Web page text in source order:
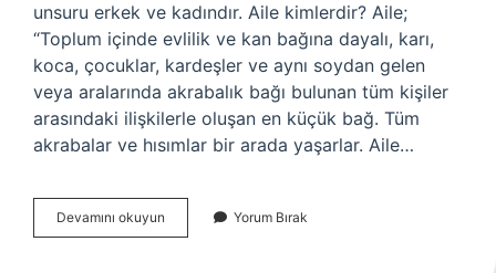
unsuru erkek ve kadındır. Aile kimlerdir? Aile;
“Toplum içinde evlilik ve kan bağına dayalı, karı,
koca, çocuklar, kardeşler ve aynı soydan gelen
veya aralarında akrabalık bağı bulunan tüm kişiler
arasındaki ilişkilerle oluşan en küçük bağ. Tüm
akrabalar ve hısımlar bir arada yaşarlar. Aile…
Devamını okuyun
Aile
Yorum Bırak